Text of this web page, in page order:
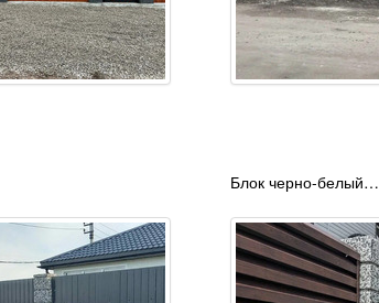
Блок черно-белый…